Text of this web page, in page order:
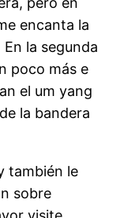
encanta la
la segunda
poco más e
el um yang
la bandera
también le
sobre